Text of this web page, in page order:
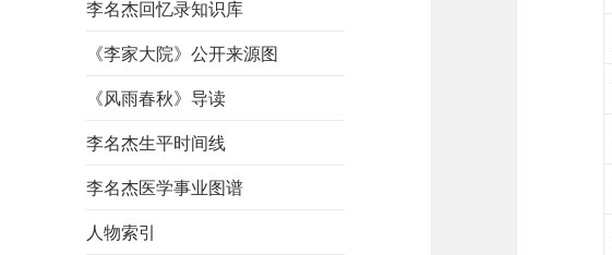
李名杰回忆录知识库
《李家大院》公开来源图
《风雨春秋》导读
李名杰生平时间线
李名杰医学事业图谱
人物索引